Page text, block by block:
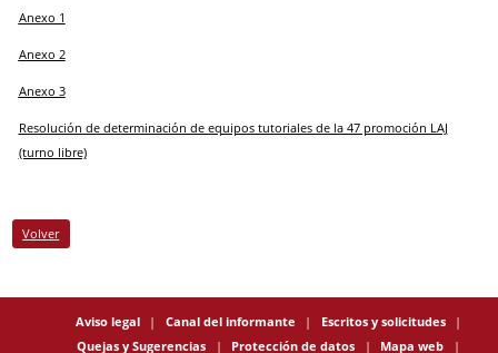
Anexo 1
Anexo 2
Anexo 3
Resolución de determinación de equipos tutoriales de la 47 promoción LAJ
(turno libre)
Volver
Aviso legal Canal del informante
Escritos y solicitudes
Quejas y Sugerencias
Protección de datos Mapa web